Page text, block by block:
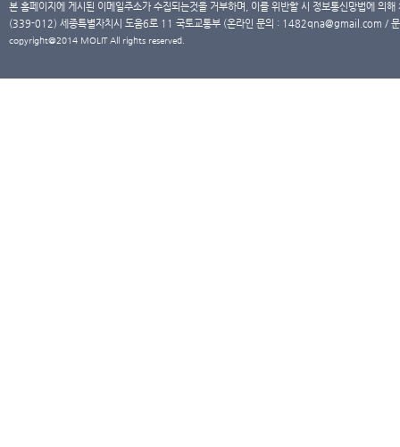
본 홈페이지에 게시된 이메일주소가 수집되는것을 거부하며, 이를 위반할 시 정보통신망법에 의
(339-012) 세종특별자치시 도움6로 11 국토교통부 (온라인 문의 : 1482qna@gmail.com /
copyright@2014 MOLIT All rights reserved.